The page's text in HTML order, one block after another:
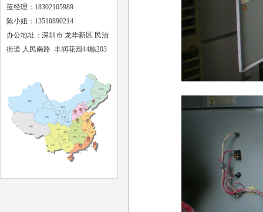
蓝经理：18302105989
陈小姐：13510890214
办公地址：深圳市 龙华新区 民治
街道 人民南路 丰润花园44栋203